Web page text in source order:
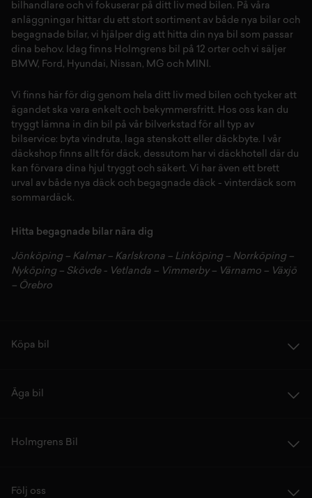
bilhandlare och vi fokuserar på ditt liv med bilen. På våra
anläggningar hittar du ett stort sortiment av både nya bilar och
begagnade bilar, vi hjälper dig att hitta din nya bil som passar
dina behov. Idag finns Holmgrens bil på 12 orter och vi säljer
BMW, Ford, Hyundai, Nissan , MG och MINI.
Vi finns här för dig genom hela ditt liv med bilen och tycker att
ägandet ska vara enkelt och bekymmersfritt. Hos oss kan du
tryggt lämna in din bil på vår bilverkstad för all typ av
bilservice: byta vindruta, laga stenskott eller däckbyte. I vår
däckshop finns allt för däck, dessutom har vi däckhotell där du
kan förvara dina hjul tryggt och säkert. Vi har även ett brett
urval av både nya däck och begagnade däck - vinterdäck som
sommardäck.
Hitta begagnade bilar nära dig
Jönköping– Kalmar – Karlskrona – Linköping– Norrköping–
Nyköping– Skövde- Vetlanda – Vimmerby– Värnamo – Växjö
– Örebro
Köpa bil
Äga bil
Holmgrens Bil
Följ oss